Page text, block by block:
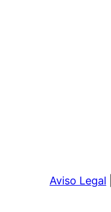
Aviso Legal